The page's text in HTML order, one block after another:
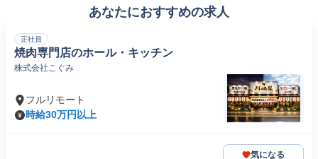
あなたにおすすめの求人
正社員
焼肉専門店のホール・キッチン
株式会社こぐみ
フルリモート
時給30万円以上
気になる